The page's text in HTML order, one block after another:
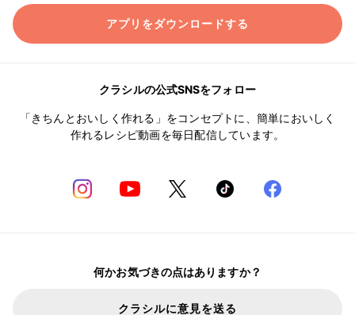
アプリをダウンロードする
クラシルの公式SNSをフォロー
「きちんとおいしく作れる」をコンセプトに、簡単においしく
作れるレシピ動画を毎日配信しています。
何かお気づきの点はありますか？
クラシルに意見を送る